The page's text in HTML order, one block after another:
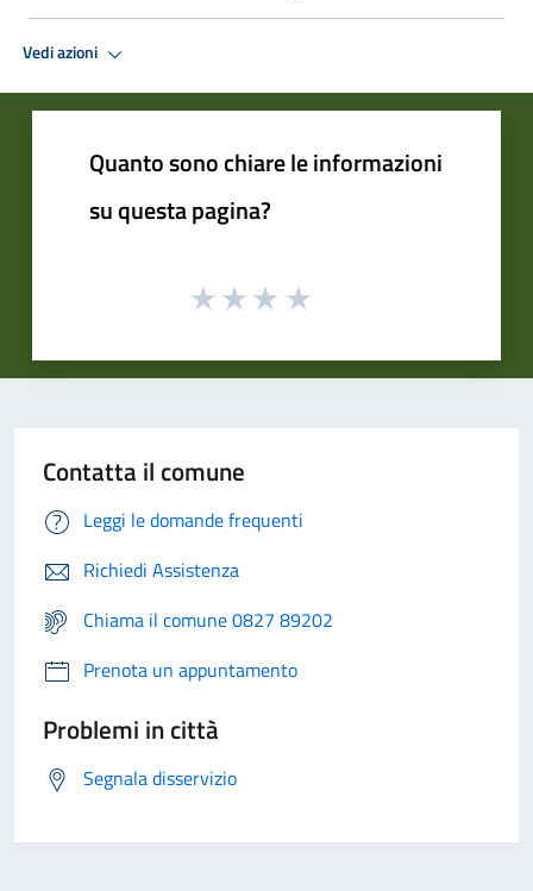
Vedi azioni
Quanto sono chiare le informazioni
su questa pagina?
Contatta il comune
Leggi le domande frequenti
Richiedi Assistenza
Chiama il comune 0827 89202
Prenota un appuntamento
Problemi in città
Segnala disservizio